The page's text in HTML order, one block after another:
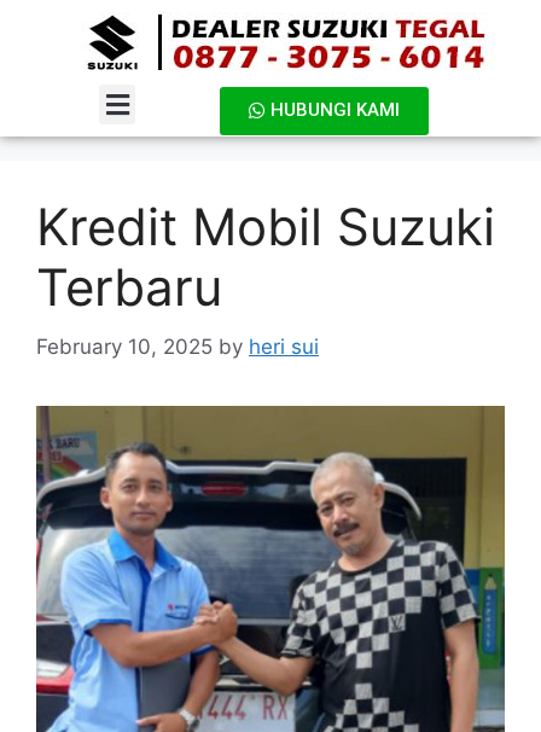
HUBUNGI KAMI
Kredit Mobil Suzuki
Terbaru
February 10, 2025 by heri sui